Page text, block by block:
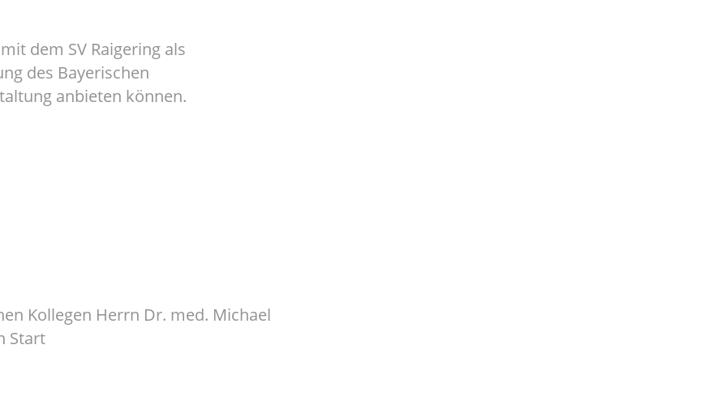
dem SV Raigering als
des Bayerischen
anbieten können.
Kollegen Herrn Dr. med. Michael
Start